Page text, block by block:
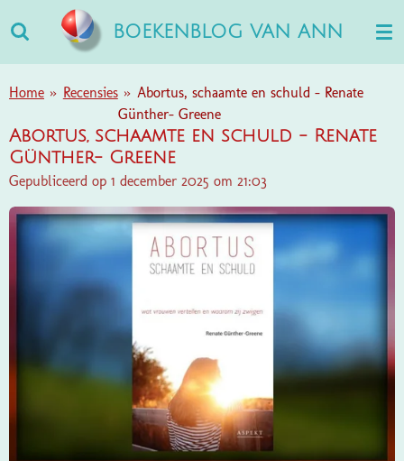
direct
naar
de
BOEKENBLOG VAN ANN
Home » Recensies » Abortus, schaamte en schuld - Renate
Günther- Greene
Abortus, schaamte en schuld - Renate
Günther- Greene
Gepubliceerd op 1 december 2025 om 21:03